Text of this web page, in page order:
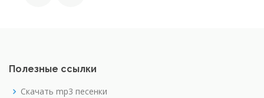
Полезные ссылки
Скачать mp3 песенки